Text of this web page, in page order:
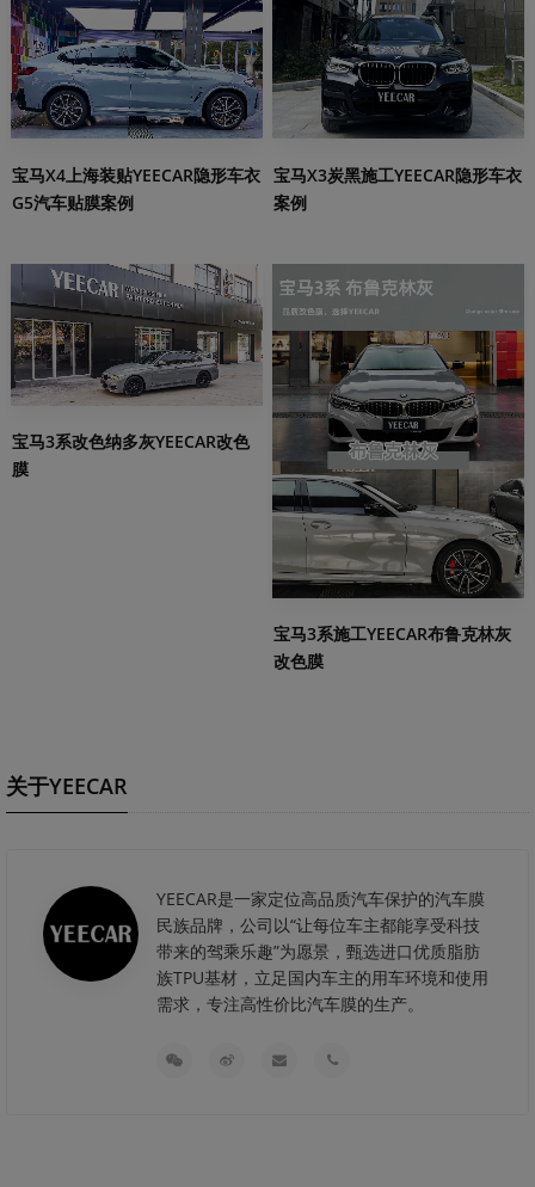
宝马X4上海装贴YEECAR隐形车衣
G5汽车贴膜案例
宝马X3炭黑施工YEECAR隐形车衣
案例
宝马3系改色纳多灰YEECAR改色
膜
宝马3系施工YEECAR布鲁克林灰
改色膜
关于YEECAR
YEECAR是一家定位高品质汽车保护的汽车膜
民族品牌，公司以“让每位车主都能享受科技
带来的驾乘乐趣”为愿景，甄选进口优质脂肪
族TPU基材，立足国内车主的用车环境和使用
需求，专注高性价比汽车膜的生产。